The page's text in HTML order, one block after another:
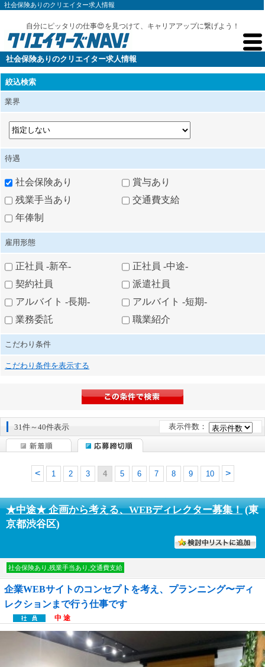
社会保険ありのクリエイター求人情報
自分にピッタリの仕事😍を見つけて、キャリアアップに繋げよう！
社会保険ありのクリエイター求人情報
絞込検索
業界
待遇
社会保険あり
賞与あり
残業手当あり
交通費支給
年俸制
雇用形態
正社員 -新卒-
正社員 -中途-
契約社員
派遣社員
アルバイト -長期-
アルバイト -短期-
業務委託
職業紹介
こだわり条件
こだわり条件を表示する
31件～40件表示 表示件数：
1 2 3 4 5 6 7 8 9 10
★中途★ 企画から考える、WEBディレクター募集！(東
京都渋谷区)
社会保険あり,残業手当あり,交通費支給
企業WEBサイトのコンセプトを考え、プランニング〜ディ
レクションまで行う仕事です
中 途